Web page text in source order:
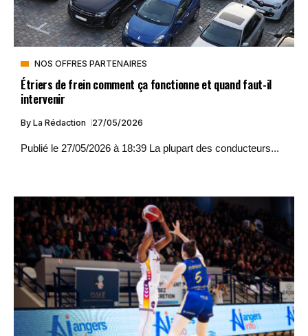
NOS OFFRES PARTENAIRES
Étriers de frein comment ça fonctionne et quand faut-il
intervenir
By La Rédaction 27/05/2026
Publié le 27/05/2026 à 18:39 La plupart des conducteurs...